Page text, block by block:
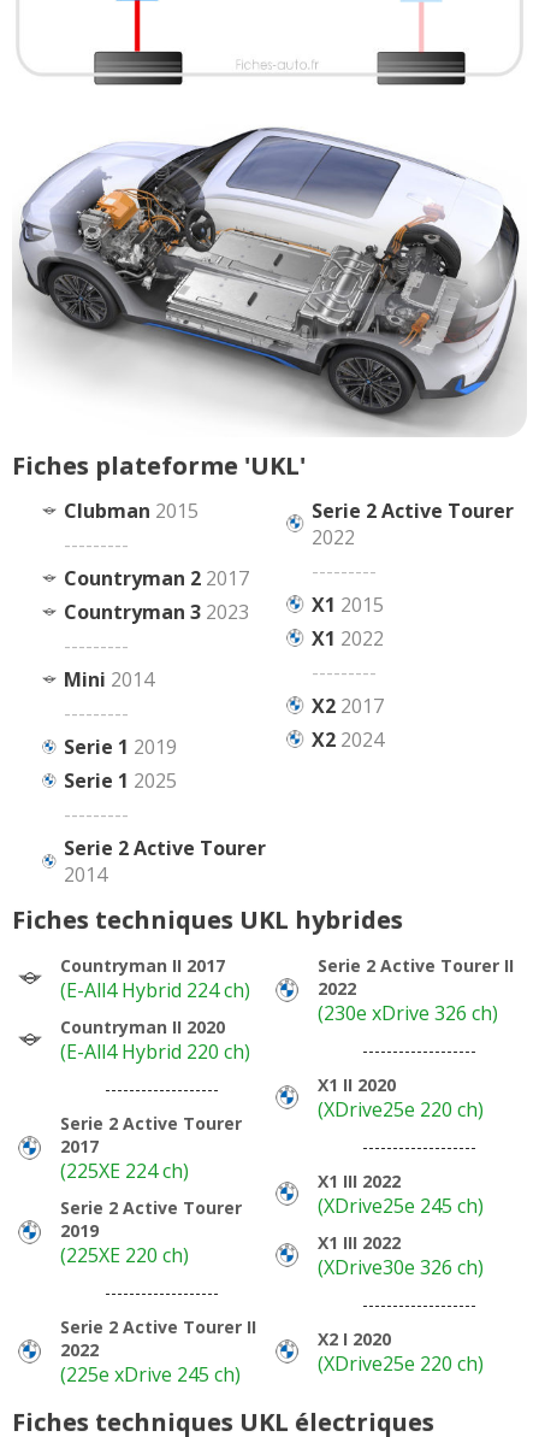
Fiches plateforme 'UKL'
Clubman 2015
---------
Countryman 2 2017
Countryman 3 2023
---------
Mini 2014
---------
Serie 1 2019
Serie 1 2025
---------
Serie 2 Active Tourer
2014
Serie 2 Active Tourer
2022
---------
X1 2015
X1 2022
---------
X2 2017
X2 2024
Fiches techniques UKL hybrides
Countryman II 2017
(E-All4 Hybrid 224 ch)
Countryman II 2020
(E-All4 Hybrid 220 ch)
-------------------
Serie 2 Active Tourer
2017
(225XE 224 ch)
Serie 2 Active Tourer
2019
(225XE 220 ch)
-------------------
Serie 2 Active Tourer II
2022
(225e xDrive 245 ch)
Serie 2 Active Tourer II
2022
(230e xDrive 326 ch)
-------------------
X1 II 2020
(XDrive25e 220 ch)
-------------------
X1 III 2022
(XDrive25e 245 ch)
X1 III 2022
(XDrive30e 326 ch)
-------------------
X2 I 2020
(XDrive25e 220 ch)
Fiches techniques UKL électriques